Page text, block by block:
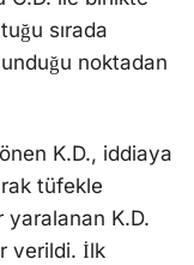
sırada
noktadan
K.D., iddiaya
tüfekle
yaralanan K.D.
verildi. İlk